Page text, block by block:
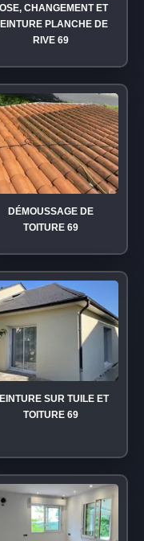
CHANGEMENT ET
PLANCHE DE
RIVE 69
DÉMOUSSAGE DE
TOITURE 69
SUR TUILE ET
TOITURE 69